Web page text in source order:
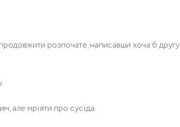
розпочате, написавши хоча б другу
але мріяти про сусіда.